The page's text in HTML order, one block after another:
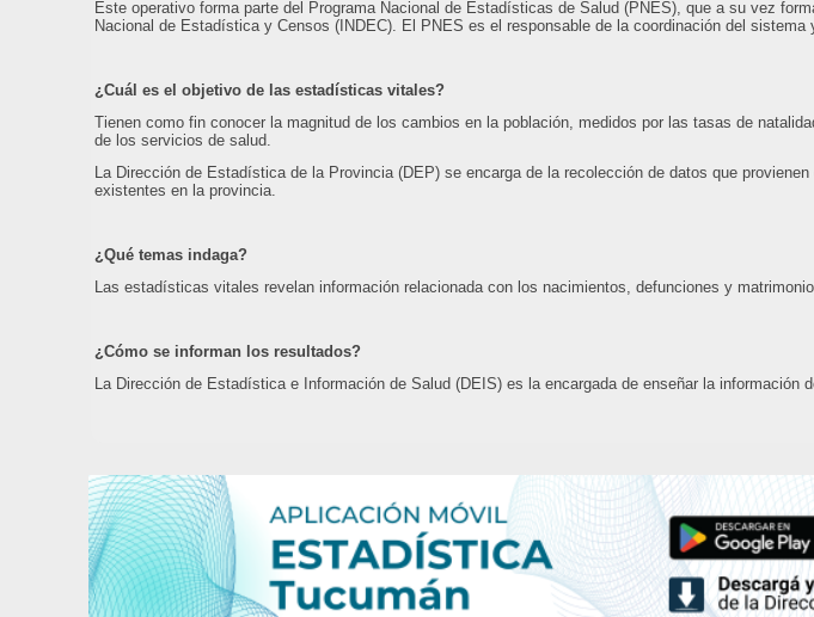
Este operativo forma parte del Programa Nacional de Estadísticas de Salud (PNES), que a su vez
Nacional de Estadística y Censos (INDEC). El PNES es el responsable de la coordinación del
¿Cuál es el objetivo de las estadísticas vitales?
Tienen como fin conocer la magnitud de los cambios en la población, medidos por las tasas de
de los servicios de salud.
La Dirección de Estadística de la Provincia (DEP) se encarga de la recolección de datos que
existentes en la provincia.
¿Qué temas indaga?
Las estadísticas vitales revelan información relacionada con los nacimientos, defunciones y
¿Cómo se informan los resultados?
La Dirección de Estadística e Información de Salud (DEIS) es la encargada de enseñar la